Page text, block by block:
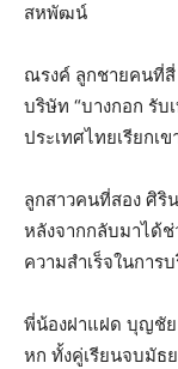
สหพัฒน์
ณรงค์ ลูกชายคนที่สี่
บริษัท “บางกอก รับ
ประเทศไทยเรียกเข
ลูกสาวคนที่สอง ศิริ
หลังจากกลับมาได้ช่
ความสำเร็จในการ
พี่น้องฝาแฝด บุญชั
หก ทั้งคู่เรียนจบมัธ